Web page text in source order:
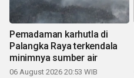
Pemadaman karhutla di
Palangka Raya terkendala
minimnya sumber air
06 August 2026 20:53 WIB